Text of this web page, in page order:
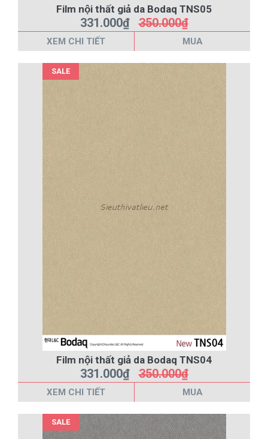
Film nội thất giả da Bodaq TNS05
331.000₫350.000₫
XEM CHI TIẾT MUA
SALE
Film nội thất giả da Bodaq TNS04
331.000₫350.000₫
XEM CHI TIẾT MUA
SALE